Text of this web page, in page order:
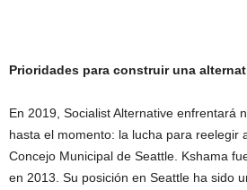
Prioridades para construir una
En 2019, Socialist Alternative enfrentará
hasta el momento: la lucha para reelegir
Concejo Municipal de Seattle. Kshama
en 2013. Su posición en Seattle ha sido